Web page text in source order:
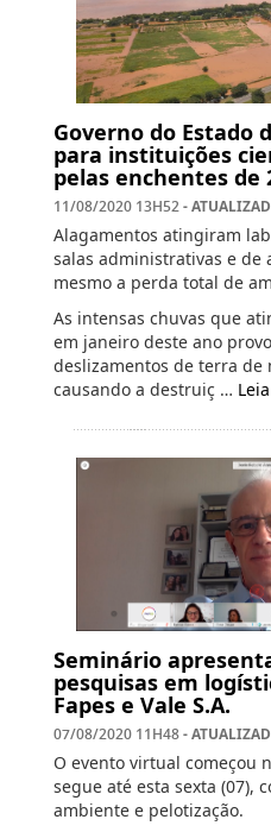
Governo do Estado
para instituições
pelas enchentes de
11/08/2020 13H52-
Alagamentos atingiram
salas administrativas e de
mesmo a perda total de
As intensas chuvas que
em janeiro deste ano
deslizamentos de terra de
causando a destruiç …
Seminário
pesquisas em
Fapes e Vale S.A.
07/08/2020 11H48-
O evento virtual começou
segue até esta sexta (07),
ambiente e pelotização.